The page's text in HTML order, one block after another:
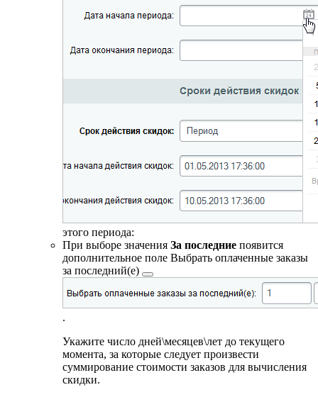
этого периода:
При выборе значения За последние появится
дополнительное поле Выбрать оплаченные заказы
за последний(е)
.
Укажите число дней\месяцев\лет до текущего
момента, за которые следует произвести
суммирование стоимости заказов для вычисления
скидки.